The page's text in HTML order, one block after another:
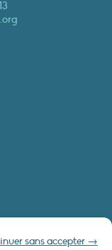
sans accepter →